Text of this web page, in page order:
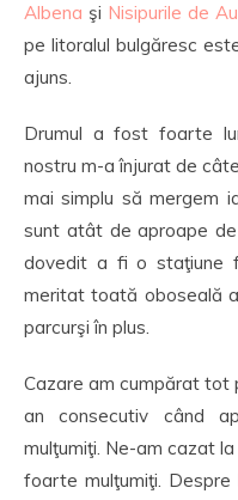
Albena şi Nisipurile de
pe litoralul bulgăresc
ajuns.
Drumul a fost foarte
nostru m-a înjurat de
mai simplu să mergem
sunt atât de aproape
dovedit a fi o staţiune
meritat toată oboseală
parcurşi în plus.
Cazare am cumpărat tot
an consecutiv când
mulţumiţi. Ne-am cazat
foarte mulţumiţi.